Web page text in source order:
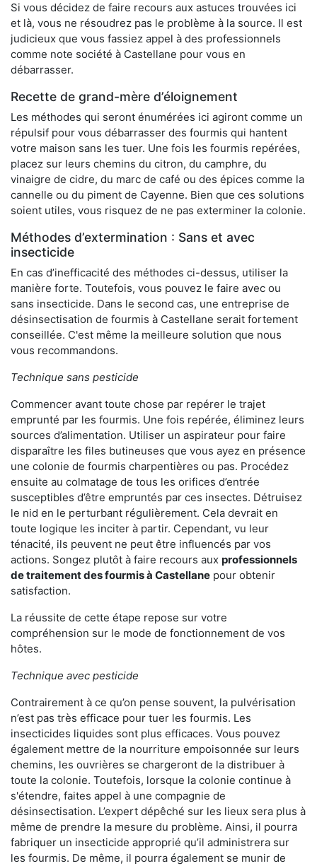
Si vous décidez de faire recours aux astuces trouvées ici
et là, vous ne résoudrez pas le problème à la source. Il est
judicieux que vous fassiez appel à des professionnels
comme note société à Castellane pour vous en
débarrasser.
Recette de grand-mère d’éloignement
Les méthodes qui seront énumérées ici agiront comme un
répulsif pour vous débarrasser des fourmis qui hantent
votre maison sans les tuer. Une fois les fourmis repérées,
placez sur leurs chemins du citron, du camphre, du
vinaigre de cidre, du marc de café ou des épices comme la
cannelle ou du piment de Cayenne. Bien que ces solutions
soient utiles, vous risquez de ne pas exterminer la colonie.
Méthodes d’extermination : Sans et avec
insecticide
En cas d’inefficacité des méthodes ci-dessus, utiliser la
manière forte. Toutefois, vous pouvez le faire avec ou
sans insecticide. Dans le second cas, une entreprise de
désinsectisation de fourmis à Castellane serait fortement
conseillée. C'est même la meilleure solution que nous
vous recommandons.
Technique sans pesticide
Commencer avant toute chose par repérer le trajet
emprunté par les fourmis. Une fois repérée, éliminez leurs
sources d’alimentation. Utiliser un aspirateur pour faire
disparaître les files butineuses que vous ayez en présence
une colonie de fourmis charpentières ou pas. Procédez
ensuite au colmatage de tous les orifices d’entrée
susceptibles d’être empruntés par ces insectes. Détruisez
le nid en le perturbant régulièrement. Cela devrait en
toute logique les inciter à partir. Cependant, vu leur
ténacité, ils peuvent ne peut être influencés par vos
actions. Songez plutôt à faire recours aux professionnels
de traitement des fourmis à Castellane pour obtenir
satisfaction.
La réussite de cette étape repose sur votre
compréhension sur le mode de fonctionnement de vos
hôtes.
Technique avec pesticide
Contrairement à ce qu’on pense souvent, la pulvérisation
n’est pas très efficace pour tuer les fourmis. Les
insecticides liquides sont plus efficaces. Vous pouvez
également mettre de la nourriture empoisonnée sur leurs
chemins, les ouvrières se chargeront de la distribuer à
toute la colonie. Toutefois, lorsque la colonie continue à
s'étendre, faites appel à une compagnie de
désinsectisation. L’expert dépêché sur les lieux sera plus à
même de prendre la mesure du problème. Ainsi, il pourra
fabriquer un insecticide approprié qu’il administrera sur
les fourmis. De même, il pourra également se munir de